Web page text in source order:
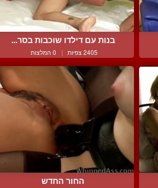
בנות עם דילדו שוכבות בסר...
2405 צפיות | 0 המלצות
החור החדש